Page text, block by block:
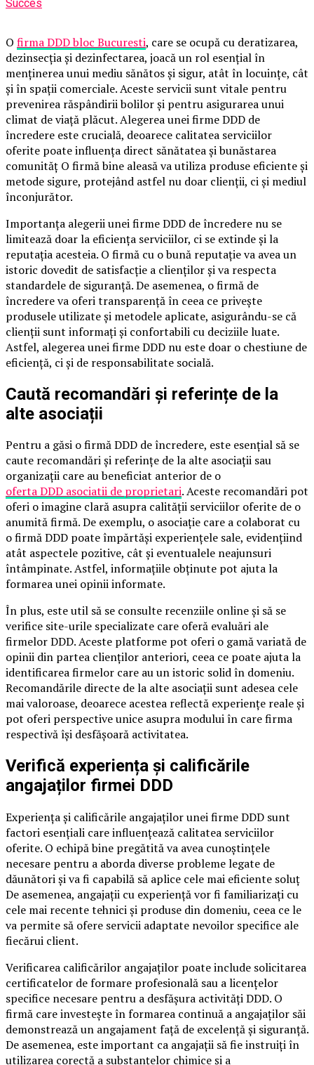
Succes
O firma DDD bloc Bucuresti, care se ocupă cu deratizarea,
dezinsecția și dezinfectarea, joacă un rol esențial în
menținerea unui mediu sănătos și sigur, atât în locuințe, cât
și în spații comerciale. Aceste servicii sunt vitale pentru
prevenirea răspândirii bolilor și pentru asigurarea unui
climat de viață plăcut. Alegerea unei firme DDD de
încredere este crucială, deoarece calitatea serviciilor
oferite poate influența direct sănătatea și bunăstarea
comunităț O firmă bine aleasă va utiliza produse eficiente și
metode sigure, protejând astfel nu doar clienții, ci și mediul
înconjurător.
Importanța alegerii unei firme DDD de încredere nu se
limitează doar la eficiența serviciilor, ci se extinde și la
reputația acesteia. O firmă cu o bună reputație va avea un
istoric dovedit de satisfacție a clienților și va respecta
standardele de siguranță. De asemenea, o firmă de
încredere va oferi transparență în ceea ce privește
produsele utilizate și metodele aplicate, asigurându-se că
clienții sunt informați și confortabili cu deciziile luate.
Astfel, alegerea unei firme DDD nu este doar o chestiune de
eficiență, ci și de responsabilitate socială.
Caută recomandări și referințe de la
alte asociații
Pentru a găsi o firmă DDD de încredere, este esențial să se
caute recomandări și referințe de la alte asociații sau
organizații care au beneficiat anterior de o
oferta DDD asociatii de proprietari. Aceste recomandări pot
oferi o imagine clară asupra calității serviciilor oferite de o
anumită firmă. De exemplu, o asociație care a colaborat cu
o firmă DDD poate împărtăși experiențele sale, evidențiind
atât aspectele pozitive, cât și eventualele neajunsuri
întâmpinate. Astfel, informațiile obținute pot ajuta la
formarea unei opinii informate.
În plus, este util să se consulte recenziile online și să se
verifice site-urile specializate care oferă evaluări ale
firmelor DDD. Aceste platforme pot oferi o gamă variată de
opinii din partea clienților anteriori, ceea ce poate ajuta la
identificarea firmelor care au un istoric solid în domeniu.
Recomandările directe de la alte asociații sunt adesea cele
mai valoroase, deoarece acestea reflectă experiențe reale și
pot oferi perspective unice asupra modului în care firma
respectivă își desfășoară activitatea.
Verifică experiența și calificările
angajaților firmei DDD
Experiența și calificările angajaților unei firme DDD sunt
factori esențiali care influențează calitatea serviciilor
oferite. O echipă bine pregătită va avea cunoștințele
necesare pentru a aborda diverse probleme legate de
dăunători și va fi capabilă să aplice cele mai eficiente soluț
De asemenea, angajații cu experiență vor fi familiarizați cu
cele mai recente tehnici și produse din domeniu, ceea ce le
va permite să ofere servicii adaptate nevoilor specifice ale
fiecărui client.
Verificarea calificărilor angajaților poate include solicitarea
certificatelor de formare profesională sau a licențelor
specifice necesare pentru a desfășura activități DDD. O
firmă care investește în formarea continuă a angajaților săi
demonstrează un angajament față de excelență și siguranță.
De asemenea, este important ca angajații să fie instruiți în
utilizarea corectă a substanțelor chimice și a